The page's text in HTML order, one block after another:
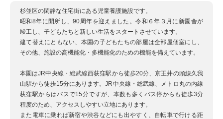
杉並区の閑静な住宅街にある児童養護施設です。
昭和8年に開所し、90周年を迎えました。令和６年３月に新園舎が
竣工し、子どもたちと新しい生活をスタートさせています。
建て替えにともない、本園の子どもたちの部屋は全部屋個室にし、
その他、施設の高機能化・多機能化のための機能を備えています。
本園はJR中央線・総武線西荻窪駅から徒歩20分、京王井の頭線久我
山駅から徒歩15分にあります。JR中央線・総武線、メトロ丸の内線
荻窪駅からはバスで15分ですが、本数も多くバス停からも徒歩3分
程度のため、アクセスしやすい立地にあります。
また電車に乗れば新宿や渋谷などにも出やすく、自転車で行ける距